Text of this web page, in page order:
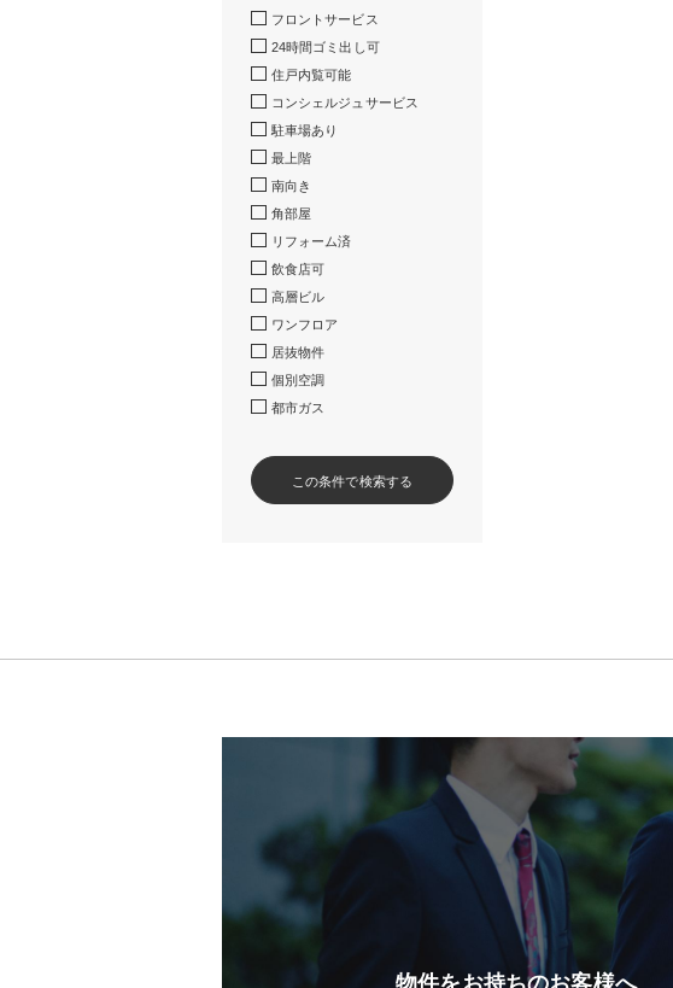
フロントサービス
24時間ゴミ出し可
住戸内覧可能
コンシェルジュサービス
駐車場あり
最上階
南向き
角部屋
リフォーム済
飲食店可
高層ビル
ワンフロア
居抜物件
個別空調
都市ガス
この条件で検索する